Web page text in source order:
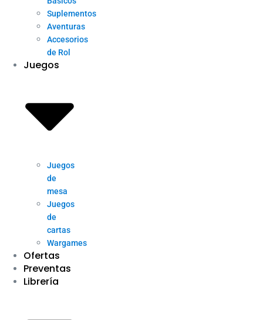
Suplementos
Aventuras
Accesorios
de Rol
Juegos
Juegos
de
mesa
Juegos
de
cartas
Wargames
Ofertas
Preventas
Librería